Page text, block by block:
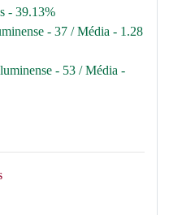
- 39.13%
- 37 / Média - 1.28
- 53 / Média -